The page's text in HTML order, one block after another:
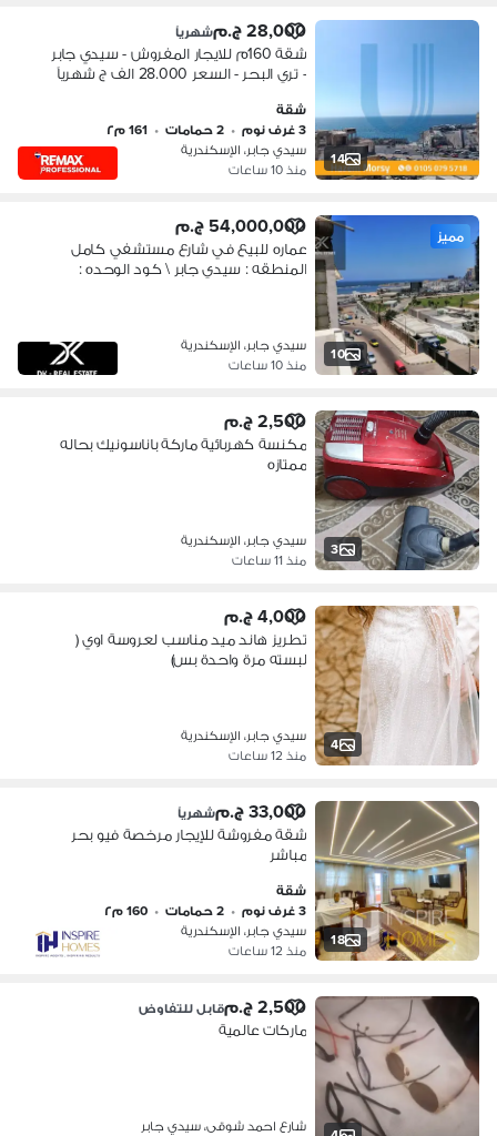
14
28,000 ج.م شهرياً
شقة 160م للايجار المفروش - سيدي جابر
- تري البحر - السعر 28.000 الف ج شهرياً
شقة
3 غرف نوم
• 2 حمامات • 161 م٢
سيدي جابر، الإسكندرية
منذ 10 ساعات
10
مميز 54,000,000 ج.م
عماره للبيع في شارع مستشفي كامل
المنطقه : سيدي جابر \ كود الوحده :
سيدي جابر، الإسكندرية
منذ 10 ساعات
3
2,500 ج.م
مكنسة كهربائية ماركة باناسونيك بحاله
ممتازه
سيدي جابر، الإسكندرية
منذ 11 ساعات
4
4,000 ج.م
تطريز هاند ميد مناسب لعروسة اوي (
لبسته مرة واحدة بس)
سيدي جابر، الإسكندرية
منذ 12 ساعات
18
33,000 ج.م شهرياً
شقة مفروشة للإيجار مرخصة فيو بحر
مباشر
شقة
3 غرف نوم
• 2 حمامات • 160 م٢
سيدي جابر، الإسكندرية
منذ 12 ساعات
2,500 ج.م قابل للتفاوض
ماركات عالمية
شارع احمد شوقى، سيدي جابر